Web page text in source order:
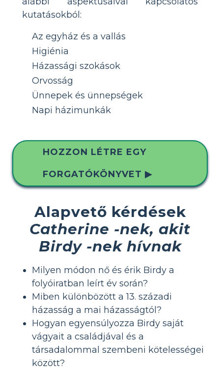
kutatásokból:
Az egyház és a vallás
Higiénia
Házassági szokások
Orvosság
Ünnepek és ünnepségek
Napi házimunkák
HOZZON LÉTRE EGY
FORGATÓKÖNYVET ▶
Alapvető kérdések
Catherine -nek, akit
Birdy -nek hívnak
Milyen módon nő és érik Birdy a
folyóiratban leírt év során?
Miben különbözött a 13. századi
házasság a mai házasságtól?
Hogyan egyensúlyozza Birdy saját
vágyait a családjával és a
társadalommal szembeni kötelességei
között?